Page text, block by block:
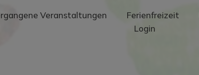
Veranstaltungen Ferienfreizeit
Login